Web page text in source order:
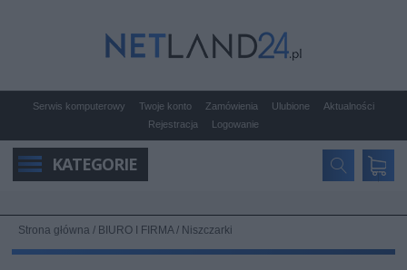
Serwis komputerowy Twoje konto Zamówienia Ulubione
Aktualności
Rejestracja
Logowanie
KATEGORIE
Strona główna / BIURO I FIRMA/ Niszczarki